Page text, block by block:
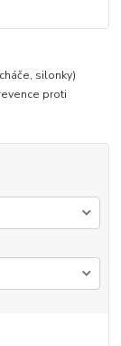
silonky)
proti